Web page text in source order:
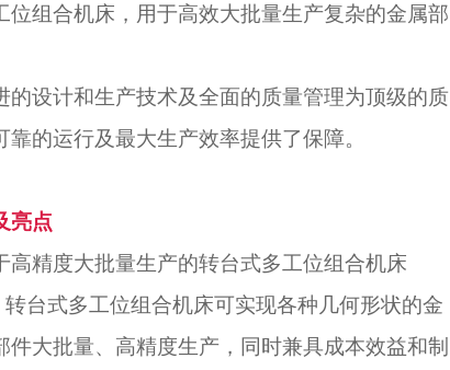
位组合机床，用于高效大批量生产复杂的金属部
的设计和生产技术及全面的质量管理为顶级的质
靠的运行及最大生产效率提供了保障。
亮点
高精度大批量生产的转台式多工位组合机床
转台式多工位组合机床可实现各种几何形状的金
件大批量、高精度生产，同时兼具成本效益和制